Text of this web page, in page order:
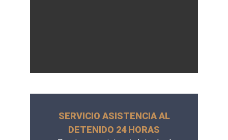
SERVICIO ASISTENCIA AL
DETENIDO 24 HORAS